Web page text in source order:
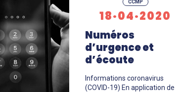
CCMP
18·04·2020
Numéros
d’urgence et
d’écoute
Informations coronavirus
(COVID-19) En application de